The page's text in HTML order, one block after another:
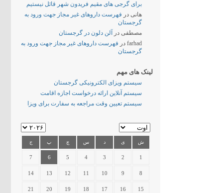
برای گرجی های مقیم فریدون شهر قائل نیستیم
هانی در فهرست داروهای غیر مجاز جهت ورود به
گرجستان
مصطفی در
آلن دلون در گرجستان
farhad در فهرست داروهای غیر مجاز جهت ورود به
گرجستان
لینک های مهم
سیستم ویزای الکترونیکی گرجستان
سیستم آنلاین ارائه درخواست اجازه اقامت
سیستم تعیین وقت مراجعه به سفارت برای ویزا
ش ی د س چ پ ج
1
2
3
4
5
6
7
8
9
10
11
12
13
14
15
16
17
18
19
20
21